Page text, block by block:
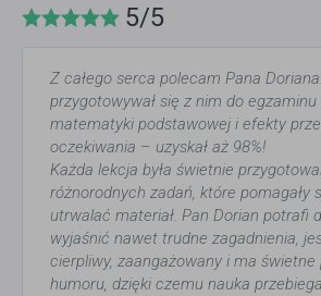
5/5
Z całego serca polecam Pana
przygotowywał się z nim do
matematyki podstawowej i efekty
oczekiwania – uzyskał aż 98%!
Każda lekcja była świetnie
różnorodnych zadań, które pomagały
utrwalać materiał. Pan Dorian potrafi
wyjaśnić nawet trudne zagadnienia,
cierpliwy, zaangażowany i ma świetne
humoru, dzięki czemu nauka